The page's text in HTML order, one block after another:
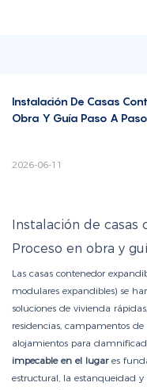
Instalación De Casas
Obra Y Guía Paso A Paso
2026-06-11
Instalación de
Proceso en obra y
Las casas contenedor
modulares expandibles) se
soluciones de vivienda
residencias, campamentos
alojamientos para
impecable en el lugares
estructural, la estanqueidad